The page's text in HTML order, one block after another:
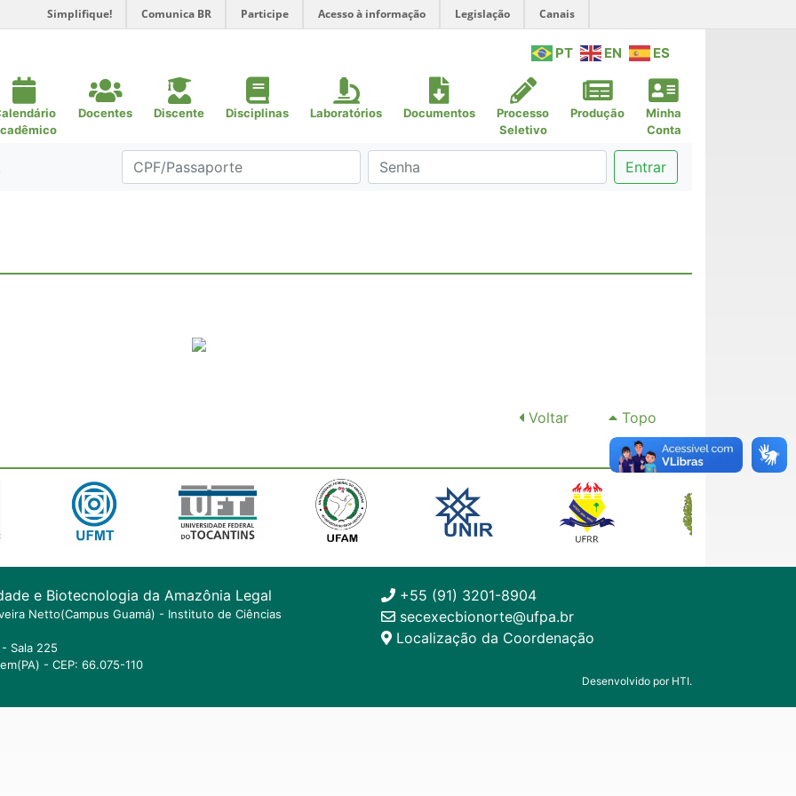
Simplifique! Comunica BR Participe Acesso à informação Legislação Canais
PT EN ES
Docentes Discente Disciplinas Laboratórios Documentos
Processo
Seletivo
Produção
Minha
Conta
Entrar
Voltar Topo
e Biotecnologia da Amazônia Legal
Netto(Campus Guamá) - Instituto de Ciências
Sala 225
- CEP: 66.075-110
+55 (91) 3201-8904
secexecbionorte@ufpa.br
Localização da Coordenação
Desenvolvido por HTI.